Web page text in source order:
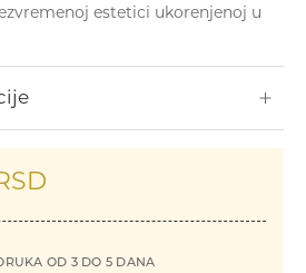
OD 3 DO 5 DANA
estetici ukorenjenoj u